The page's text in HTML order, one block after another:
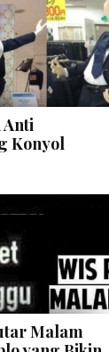
Anti
Konyol
Malam